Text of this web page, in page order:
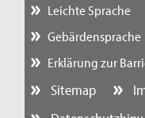
Leichte Sprache
Gebärdensprache
Erklärung zur
Sitemap